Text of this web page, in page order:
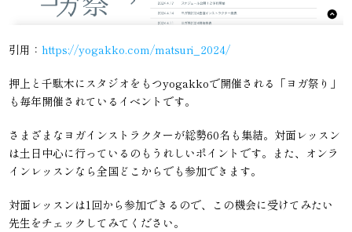
引用：https://yogakko.com/matsuri_2024/
押上と千駄木にスタジオをもつyogakkoで開催される「ヨガ祭り」
も毎年開催されているイベントです。
さまざまなヨガインストラクターが総勢60名も集結。対面レッスン
は土日中心に行っているのもうれしいポイントです。また、オンラ
インレッスンなら全国どこからでも参加できます。
対面レッスンは1回から参加できるので、この機会に受けてみたい
先生をチェックしてみてください。